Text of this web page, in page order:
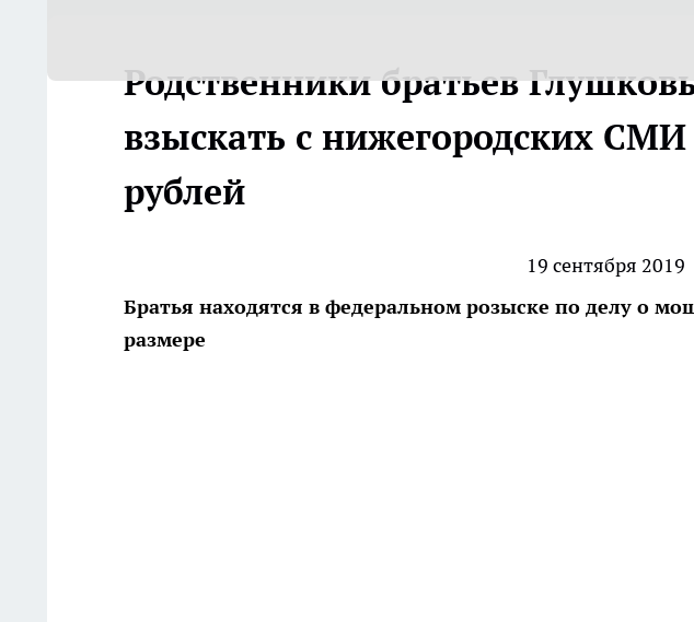
Родственники братьев
взыскать с нижегородских
рублей
19 сентября 2019
Братья находятся в федеральном розыске по делу о
размере